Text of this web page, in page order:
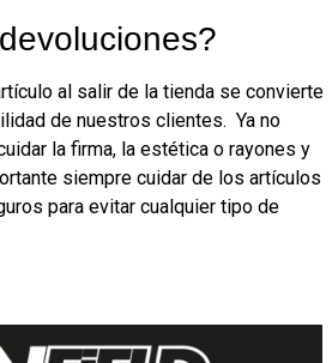
al salir de la tienda se convierte
de nuestros clientes. Ya no
la firma, la estética o rayones y
siempre cuidar de los artículos
para evitar cualquier tipo de